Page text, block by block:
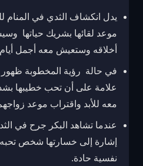
يدل انكشاف الثدي في المنام
موعد لقائها بشريك حياتها
أخلاقه وستعيش معه أجمل
في حالة رؤية المخطوبة ظهور
علامة على أن تحب خطيبها
معه للأبد واقتراب موعد
عندما تشاهد البكر جرح في
إشارة إلى خسارتها شخص تحبه
نفسية حادة.